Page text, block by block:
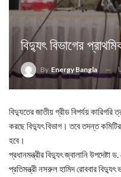
বিদ্যুৎ বিভাগের
By Energy Bangla
বিদ্যুতের জাতীয় গ্রীড বিপর্যয় কারিগরি
করছে বিদ্যুৎ বিভাগ। তবে তদন্ত
হবে।
প্রধানমন্ত্রীর বিদ্যুৎ জ্বালানি
প্রতিমন্ত্রী নসরুল হামিদ রোববার